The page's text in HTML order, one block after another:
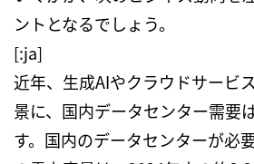
ントとなるでしょう。
[:ja]
近年、生成AIやクラウドサービ
景に、国内データセンター需要
す。国内のデータセンターが必